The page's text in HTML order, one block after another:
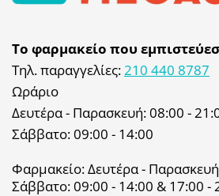
Το φαρμακείο που
Τηλ. παραγγελίες:210 440 8787
Ωράριο
Δευτέρα - Παρασκευή: 08:00 -
Σάββατο: 09:00 - 14:00
Φαρμακείο: Δευτέρα -
Σάββατο: 09:00 - 14:00 & 17:00 -